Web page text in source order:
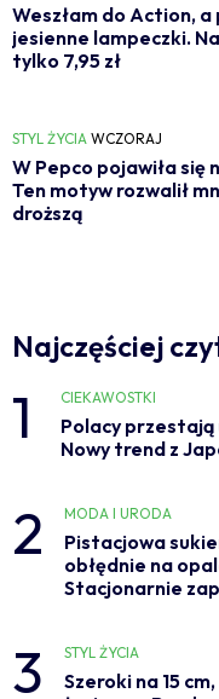
Weszłam do Action,
jesienne lampeczki.
tylko 7,95 zł
STYL ŻYCIA WCZORAJ
W Pepco pojawiła się
Ten motyw rozwalił
droższą
Najczęściej
1 CIEKAWOSTKI
Polacy
Nowy trend z
2 MODA I URODA
Pistacjowa
obłędnie na
Stacjonarnie
3 STYL ŻYCIA
Szeroki na 15